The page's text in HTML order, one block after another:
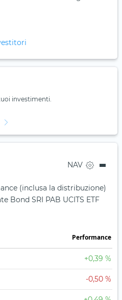
investimenti.
NAV
(inclusa la distribuzione)
Bond SRI PAB UCITS ETF
Performance
+0,39 %
-0,50 %